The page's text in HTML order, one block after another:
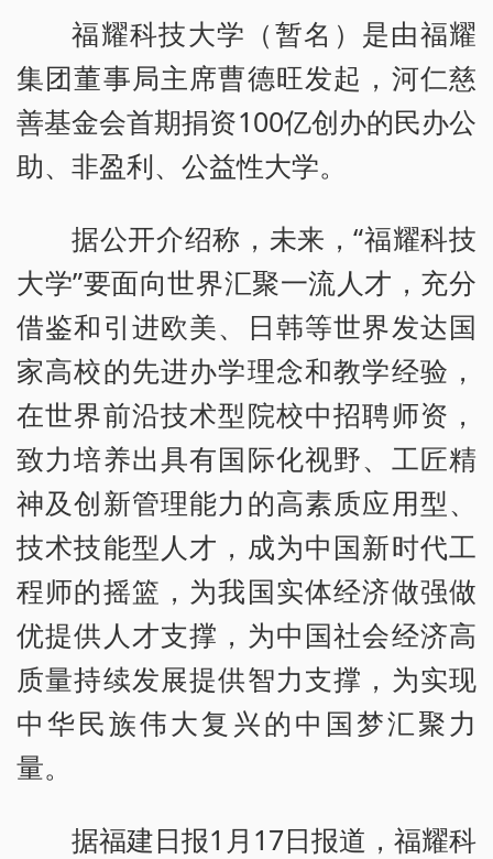
福耀科技大学（暂名）是由福耀
集团董事局主席曹德旺发起，河仁慈
善基金会首期捐资100亿创办的民办公
助、非盈利、公益性大学。
据公开介绍称，未来，“福耀科技
大学”要面向世界汇聚一流人才，充分
借鉴和引进欧美、日韩等世界发达国
家高校的先进办学理念和教学经验，
在世界前沿技术型院校中招聘师资，
致力培养出具有国际化视野、工匠精
神及创新管理能力的高素质应用型、
技术技能型人才，成为中国新时代工
程师的摇篮，为我国实体经济做强做
优提供人才支撑，为中国社会经济高
质量持续发展提供智力支撑，为实现
中华民族伟大复兴的中国梦汇聚力
量。
据福建日报1月17日报道，福耀科